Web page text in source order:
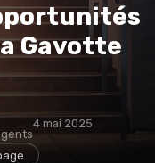
Gavotte
4 mai 2025